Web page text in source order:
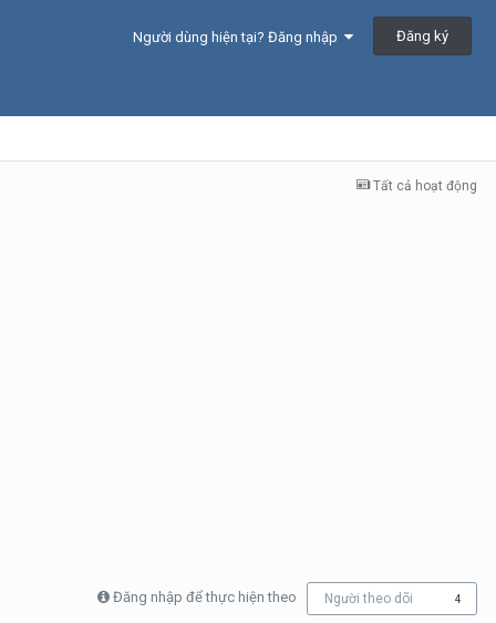
Người dùng hiện tại? Đăng nhập Đăng ký
Tất cả hoạt động
Đăng nhập để thực hiện theo Người theo dõi 4